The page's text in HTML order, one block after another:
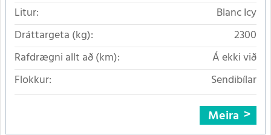
Litur:
Blanc Icy
Dráttargeta (kg):
2300
Rafdrægni allt að (km):
Á ekki við
Flokkur:
Sendibílar
Meira